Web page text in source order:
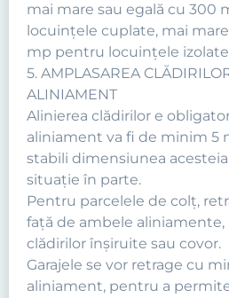
mai mare sau egală cu 300
locuinţele cuplate, mai
mp pentru locuinţele
5. AMPLASAREA
ALINIAMENT
Alinierea clădirilor e
aliniament va fi de minim 5
stabili dimensiunea
situaţie în parte.
Pentru parcelele de colţ,
faţă de ambele aliniamente,
clădirilor înşiruite sau covor.
Garajele se vor retrage cu
aliniament, pentru a